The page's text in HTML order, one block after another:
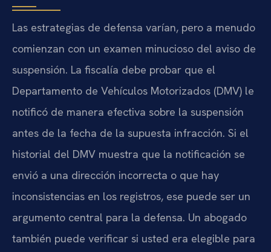
Las estrategias de defensa varían, pero a menudo
comienzan con un examen minucioso del aviso de
suspensión. La fiscalía debe probar que el
Departamento de Vehículos Motorizados (DMV) le
notificó de manera efectiva sobre la suspensión
antes de la fecha de la supuesta infracción. Si el
historial del DMV muestra que la notificación se
envió a una dirección incorrecta o que hay
inconsistencias en los registros, ese puede ser un
argumento central para la defensa. Un abogado
también puede verificar si usted era elegible para